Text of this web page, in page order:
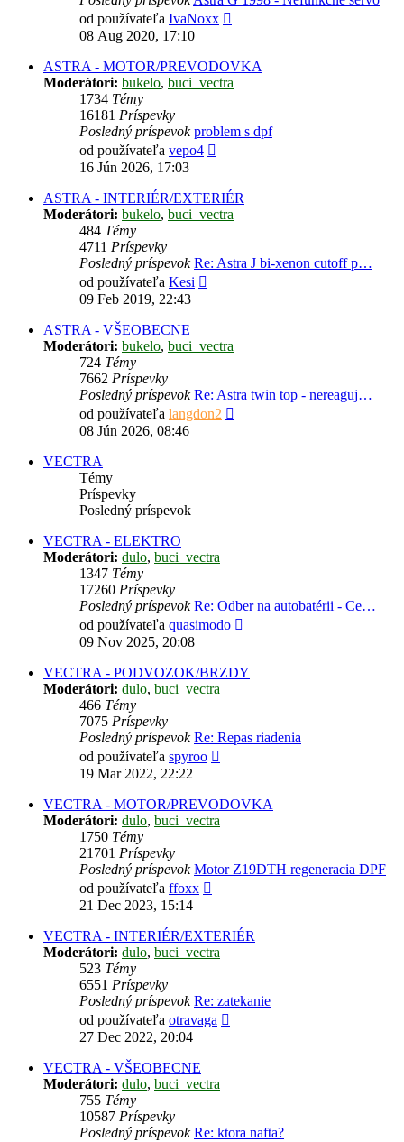
od používateľa IvaNoxx
08 Aug 2020, 17:10
ASTRA - MOTOR/PREVODOVKA
Moderátori: bukelo, buci_vectra
1734 Témy
16181 Príspevky
Posledný príspevok problem s dpf
od používateľa vepo4
16 Jún 2026, 17:03
ASTRA - INTERIÉR/EXTERIÉR
Moderátori: bukelo, buci_vectra
484 Témy
4711 Príspevky
Posledný príspevok Re: Astra J bi-xenon cutoff p…
od používateľa Kesi
09 Feb 2019, 22:43
ASTRA - VŠEOBECNE
Moderátori: bukelo, buci_vectra
724 Témy
7662 Príspevky
Posledný príspevok Re: Astra twin top - nereaguj…
od používateľa langdon2
08 Jún 2026, 08:46
VECTRA
Témy
Príspevky
Posledný príspevok
VECTRA - ELEKTRO
Moderátori: dulo, buci_vectra
1347 Témy
17260 Príspevky
Posledný príspevok Re: Odber na autobatérii - Ce…
od používateľa quasimodo
09 Nov 2025, 20:08
VECTRA - PODVOZOK/BRZDY
Moderátori: dulo, buci_vectra
466 Témy
7075 Príspevky
Posledný príspevok Re: Repas riadenia
od používateľa spyroo
19 Mar 2022, 22:22
VECTRA - MOTOR/PREVODOVKA
Moderátori: dulo, buci_vectra
1750 Témy
21701 Príspevky
Posledný príspevok Motor Z19DTH regeneracia DPF
od používateľa ffoxx
21 Dec 2023, 15:14
VECTRA - INTERIÉR/EXTERIÉR
Moderátori: dulo, buci_vectra
523 Témy
6551 Príspevky
Posledný príspevok Re: zatekanie
od používateľa otravaga
27 Dec 2022, 20:04
VECTRA - VŠEOBECNE
Moderátori: dulo, buci_vectra
755 Témy
10587 Príspevky
Posledný príspevok Re: ktora nafta?